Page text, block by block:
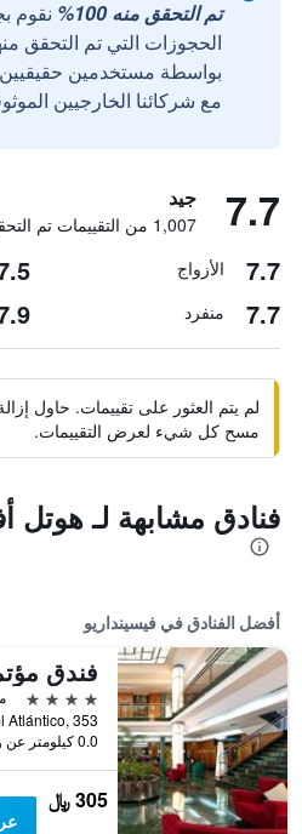
تم التحقق منه 100%
نقوم
الحجوزات التي تم التحقق
مع شركائنا الخارجيين
7.7 جيد
1,007 من التقييمات تم التحقق منها
7.7 الأزواج
7.7 منفرد
لم يتم العثور على تقييمات. حاول
مسح كل شيء لعرض التقييمات.
فنادق مشابهة لـ هوتل
أفضل الفنادق في فيسينداريو
4 نجوم
0.0 كيلومتر عن وسط المدينة
305 ﷼